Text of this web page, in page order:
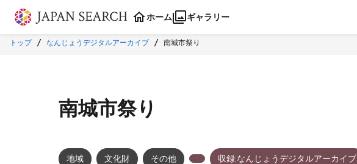
本文に飛ぶ
ホーム ギャラリー
トップ なんじょうデジタルアーカイブ 南城市祭り
南城市祭り
地域 文化財 その他 収録:なんじょうデジタルアーカイブ